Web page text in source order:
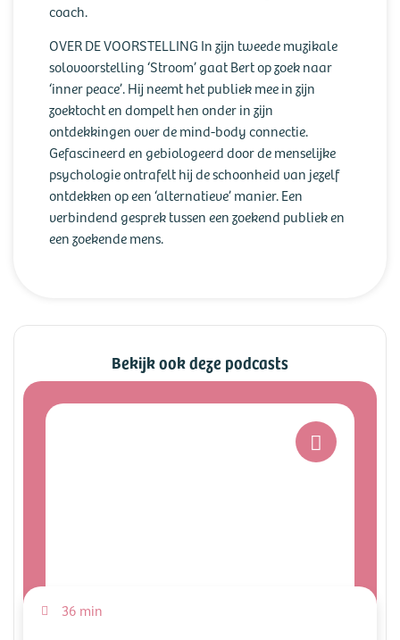
coach.
OVER DE VOORSTELLING In zijn tweede muzikale
solovoorstelling ‘Stroom’ gaat Bert op zoek naar
‘inner peace’. Hij neemt het publiek mee in zijn
zoektocht en dompelt hen onder in zijn
ontdekkingen over de mind-body connectie.
Gefascineerd en gebiologeerd door de menselijke
psychologie ontrafelt hij de schoonheid van jezelf
ontdekken op een ‘alternatieve’ manier. Een
verbindend gesprek tussen een zoekend publiek en
een zoekende mens.
Bekijk ook deze podcasts
36 min